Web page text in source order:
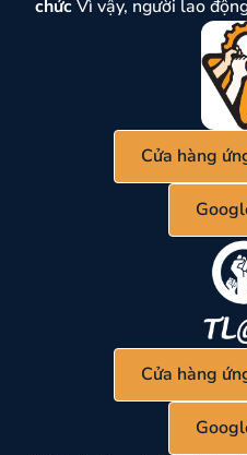
chứcVì vậy, người lao
Cửa hàng
Cửa hàng